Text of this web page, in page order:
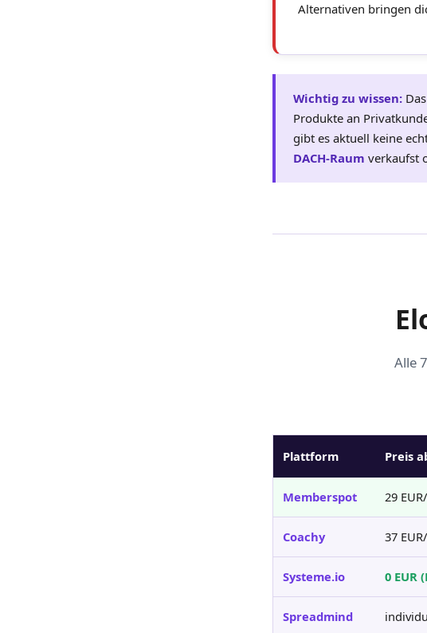
Alternativen bringen
Wichtig zu wissen:
Produkte an
gibt es aktuell keine
DACH-Raum verkaufst
Alle
Plattform Preis
Memberspot 29
Coachy 37
Systeme.io 0 EUR
Spreadmind